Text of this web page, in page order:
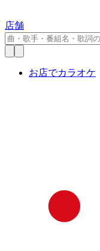
店舗
お店でカラオケ